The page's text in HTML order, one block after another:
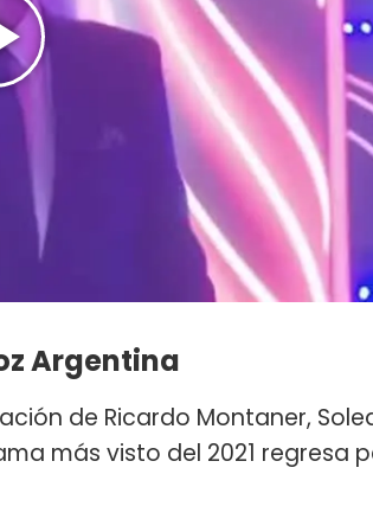
Argentina
de Ricardo Montaner,
más visto del 2021 regresa